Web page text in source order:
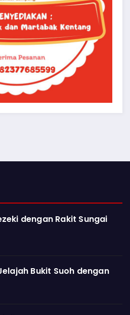
dengan Rakit Sungai
Bukit Suoh dengan